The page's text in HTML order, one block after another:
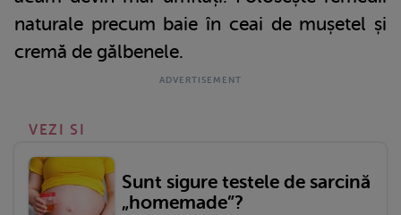
naturale precum baie în ceai de mușetel și
cremă de gălbenele.
VEZI SI
Sunt sigure testele de sarcină
„homemade”?